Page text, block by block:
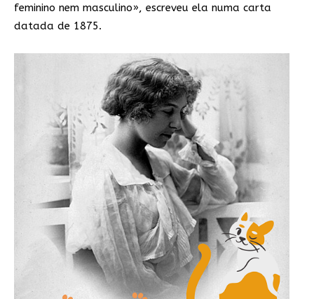
feminino nem masculino», escreveu ela numa carta
datada de 1875.